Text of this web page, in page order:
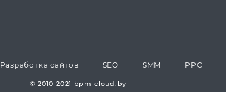
Разработка сайтов SEO SMM PPC
© 2010-2021 bpm-cloud.by